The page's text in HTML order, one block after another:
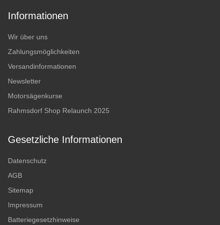
Informationen
Wir über uns
Zahlungsmöglichkeiten
Versandinformationen
Newsletter
Motorsägenkurse
Rahmsdorf Shop Relaunch 2025
Gesetzliche Informationen
Datenschutz
AGB
Sitemap
Impressum
Batteriegesetzhinweise